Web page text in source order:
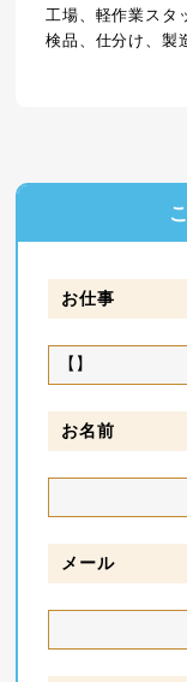
工場、軽作業スタ
検品、仕分け、製
お仕事
お名前
メール